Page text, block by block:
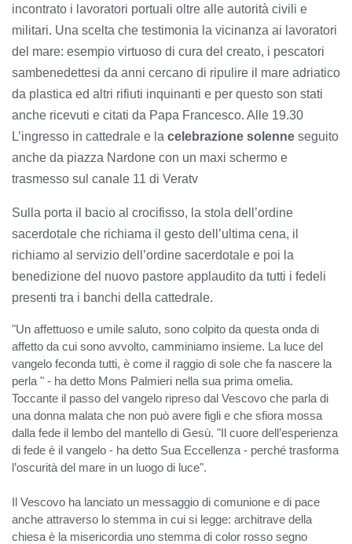
incontrato i lavoratori portuali oltre alle autorità civili e
militari. Una scelta che testimonia la vicinanza ai lavoratori
del mare: esempio virtuoso di cura del creato, i pescatori
sambenedettesi da anni cercano di ripulire il mare adriatico
da plastica ed altri rifiuti inquinanti e per questo son stati
anche ricevuti e citati da Papa Francesco. Alle 19.30
L’ingresso in cattedrale e la celebrazione solenne seguito
anche da piazza Nardone con un maxi schermo e
trasmesso sul canale 11 di Veratv
Sulla porta il bacio al crocifisso, la stola dell’ordine
sacerdotale che richiama il gesto dell’ultima cena, il
richiamo al servizio dell’ordine sacerdotale e poi la
benedizione del nuovo pastore applaudito da tutti i fedeli
presenti tra i banchi della cattedrale.
"Un affettuoso e umile saluto, sono colpito da questa onda di
affetto da cui sono avvolto, camminiamo insieme. La luce del
vangelo feconda tutti, è come il raggio di sole che fa nascere la
perla " - ha detto Mons Palmieri nella sua prima omelia.
Toccante il passo del vangelo ripreso dal Vescovo che parla di
una donna malata che non può avere figli e che sfiora mossa
dalla fede il lembo del mantello di Gesù. "Il cuore dell’esperienza
di fede è il vangelo - ha detto Sua Eccellenza - perché trasforma
l’oscurità del mare in un luogo di luce".
Il Vescovo ha lanciato un messaggio di comunione e di pace
anche attraverso lo stemma in cui si legge: architrave della
chiesa è la misericordia uno stemma di color rosso segno